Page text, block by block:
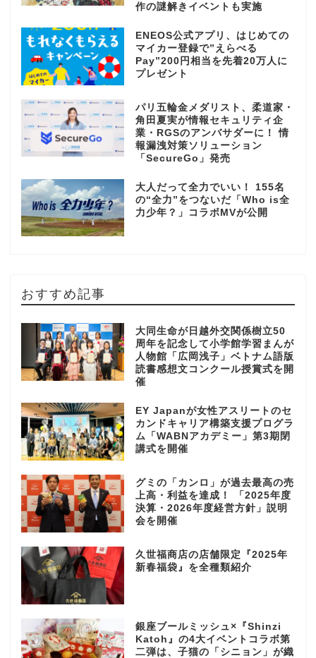
作の謎解きイベントも実施
ENEOS公式アプリ、はじめての
マイカー登録で”えらべる
Pay”200円相当を先着20万人に
プレゼント
パリ五輪金メダリスト、柔道家・
角田夏実が情報セキュリティ企
業・RGSのアンバサダーに！ 情
報漏洩対策ソリューション
「SecureGo」発売
大人だって全力でいい！ 155名
の“全力”をつないだ「Who is全
力少年？」コラボMVが公開
おすすめ記事
大同生命が日越外交関係樹立50
周年を記念して小学館学習まんが
人物館「広岡浅子」ベトナム語版
読書感想文コンクール授賞式を開
催
EY Japanが女性アスリートのセ
カンドキャリア構築支援プログラ
ム「WABNアカデミー」第3期閉
講式を開催
グミの「カンロ」が過去最高の売
上高・利益を達成！ 「2025年度
決算・2026年度経営方針」説明
会を開催
久世福商店の店舗限定『2025年
新春福袋』を全種類紹介
銀座ブールミッシュ×『Shinzi
Katoh』の4大イベントコラボ第
二弾は、子猫の「シニョン」が織